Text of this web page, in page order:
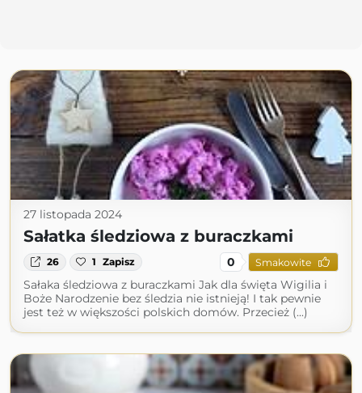
27 listopada 2024
Sałatka śledziowa z buraczkami
26 1 Zapisz 0 Smakowite
Sałaka śledziowa z buraczkami Jak dla święta Wigilia i
Boże Narodzenie bez śledzia nie istnieją! I tak pewnie
jest też w większości polskich domów. Przecież (...)